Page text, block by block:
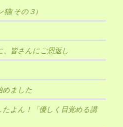
猫(その３)
、皆さんにご恩返し
めました
よん！「優しく目覚める講